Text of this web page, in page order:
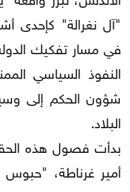
"آل نغرالة" كإحدى
في مسار تفكيك
النفوذ السياسي
شؤون الحكم إلى
البلاد.
بدأت فصول هذه
أمير غرناطة، "حبوس